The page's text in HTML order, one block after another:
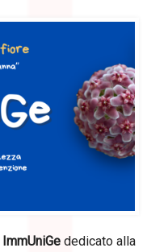
ImmUniGe dedicato alla